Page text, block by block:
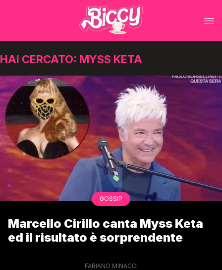
HAI CERCATO: MYSS KETA
GOSSIP
Marcello Cirillo canta Myss Keta
ed il risultato è sorprendente
FABIANO MINACCI